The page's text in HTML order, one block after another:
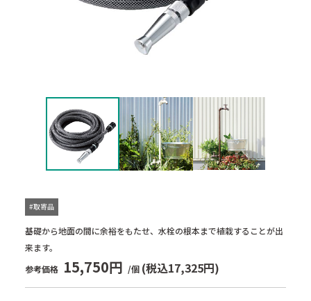
基礎から地面の間に余裕をもたせ、水栓の根本まで植栽することが出
来ます。
#取寄品
参考価格 15,750円 /個 (税込17,325円)